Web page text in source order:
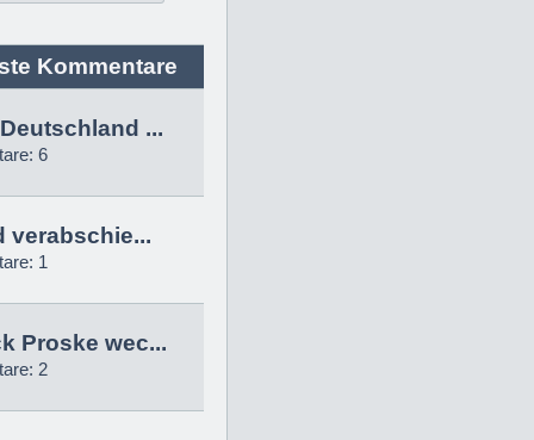
Kommentare
...
6
verabschie...
1
Proske wec...
2